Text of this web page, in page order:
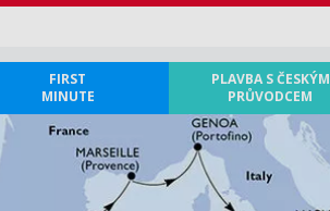
FIRST
MINUTE
PLAVBA S ČESKÝM
PRŮVODCEM
ZOBRAZIT DETAIL
30.08.2027 – 08.09.2027
33 760 KČ/OS.
(1 395 €)